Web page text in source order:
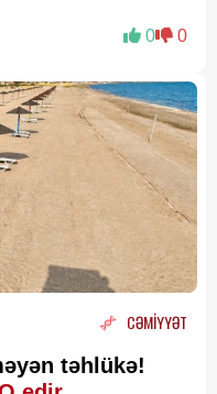
0 0
CƏMİYYƏT
təhlükə!